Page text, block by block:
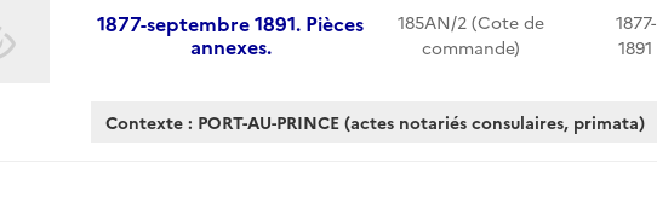
1877-septembre 1891. Pièces
annexes.
185AN/2 (Cote de
commande)
1877-
1891
Contexte : PORT-AU-PRINCE (actes notariés consulaires, primata)